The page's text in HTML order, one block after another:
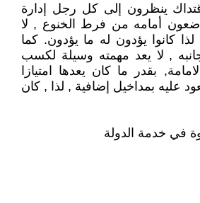
ينظرون إلى كل رجل إدارة
أمامه من فرط الخنوع , لا
. لذا كانوا يؤدون له ما يؤدون. كما
, لا يعد مهمته وسيلة لكسب
بقدر ما كان يعدها امتيازا
عليه بمداخيل إضافية , لذا , كان
في خدمة الدولة